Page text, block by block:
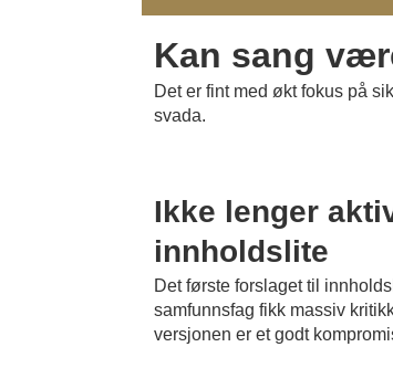
Kan sang
Det er fint med økt fokus på
svada.
Ikke lenger
innholdslite
Det første forslaget til
samfunnsfag fikk massiv
versjonen er et godt